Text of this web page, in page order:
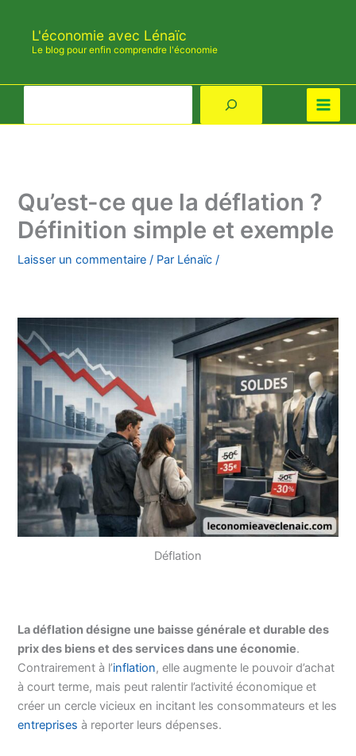
contenu
L'économie avec Lénaïc
Le blog pour enfin comprendre l'économie
Qu’est-ce que la déflation ?
Définition simple et exemple
Laisser un commentaire / Par Lénaïc/
Déflation
La déflation désigne une baisse générale et durable des
prix des biens et des services dans une économie.
Contrairement à l’inflation, elle augmente le pouvoir d’achat
à court terme, mais peut ralentir l’activité économique et
créer un cercle vicieux en incitant les consommateurs et les
entreprises à reporter leurs dépenses.